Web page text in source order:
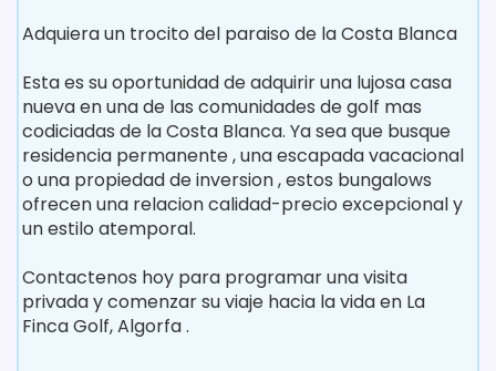
Adquiera un trocito del paraiso de la Costa Blanca
Esta es su oportunidad de adquirir una lujosa casa
nueva en una de las comunidades de golf mas
codiciadas de la Costa Blanca. Ya sea que busque
residencia permanente , una escapada vacacional
o una propiedad de inversion , estos bungalows
ofrecen una relacion calidad-precio excepcional y
un estilo atemporal.
Contactenos hoy para programar una visita
privada y comenzar su viaje hacia la vida en La
Finca Golf, Algorfa .